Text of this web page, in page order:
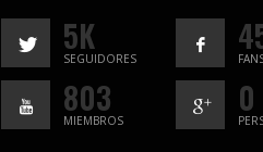
5K
SEGUIDORES
803
MIEMBROS
0